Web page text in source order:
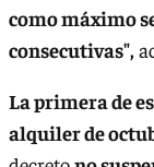
como máximo
consecutivas",
La primera de
alquiler de